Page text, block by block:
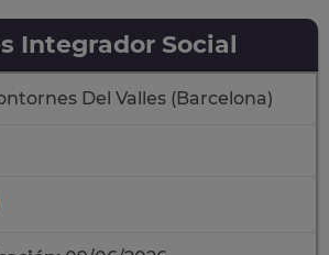
Integrador Social
Del Valles (Barcelona)